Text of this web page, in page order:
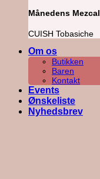
Månedens Mezcal
CUISH Tobasiche
Om os
Butikken
Baren
Kontakt
Events
Ønskeliste
Nyhedsbrev